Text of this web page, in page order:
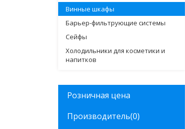
Винные шкафы
Барьер-фильтрующие системы
Сейфы
Холодильники для косметики и
напитков
Розничная цена
Производитель(0)